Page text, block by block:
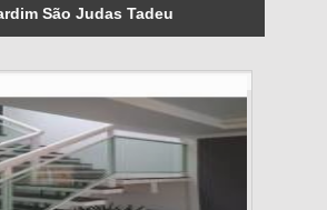
São Judas Tadeu